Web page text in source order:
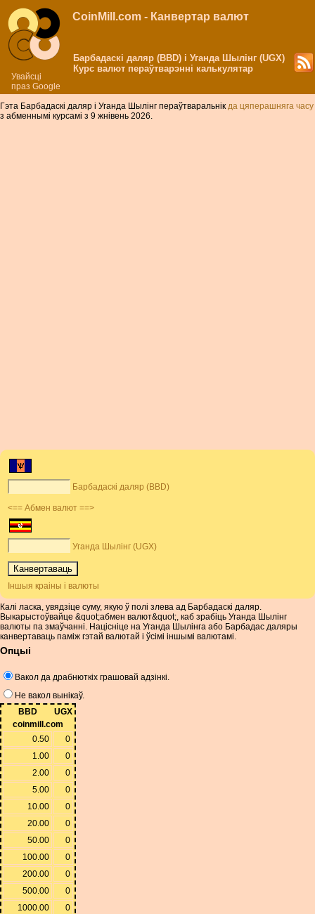
Увайсці
праз Google
CoinMill.com - Канвертар валют
Барбадаскі даляр (BBD) і Уганда Шылінг (UGX)
Курс валют пераўтварэнні калькулятар
Гэта Барбадаскі даляр і Уганда Шылінг пераўтваральнік да цяперашняга часу
з абменнымі курсамі з 9 жнівень 2026.
Барбадаскі даляр (BBD)
<== Абмен валют ==>
Уганда Шылінг (UGX)
Іншыя краіны і валюты
Калі ласка, увядзіце суму, якую ў полі злева ад Барбадаскі даляр.
Выкарыстоўвайце &quot;абмен валют&quot;, каб зрабіць Уганда Шылінг
валюты па змаўчанні. Націсніце на Уганда Шылінга або Барбадас даляры
канвертаваць паміж гэтай валютай і ўсімі іншымі валютамі.
Опцыі
Вакол да драбнюткіх грашовай адзінкі.
Не вакол вынікаў.
BBD
UGX
coinmill.com
0.50
0
1.00
0
2.00
0
5.00
0
10.00
0
20.00
0
50.00
0
100.00
0
200.00
0
500.00
0
1000.00
0